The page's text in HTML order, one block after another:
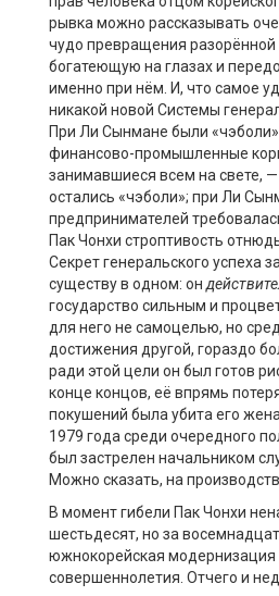
рывка можно рассказывать
чудо превращения разорённой
богатеющую на глазах и
именно при нём. И, что самое
никакой новой Системы
При Ли Сынмане были
финансово-промышленные
занимавшиеся всем на свете,
остались «чэболи»; при Ли
предпринимателей
Пак Чонхи строптивость
Секрет генеральского успеха
существу в одном: он
государство сильным и
для него не самоцелью, но
достижения другой, гораздо
ради этой цели он был готов
конце концов, её впрямь
покушений была убита его
1979 года среди очередного
был застрелен начальником
Можно сказать, на
В момент гибели Пак Чонхи
шестьдесят, но за
южнокорейская модернизация
совершеннолетия. Отчего и